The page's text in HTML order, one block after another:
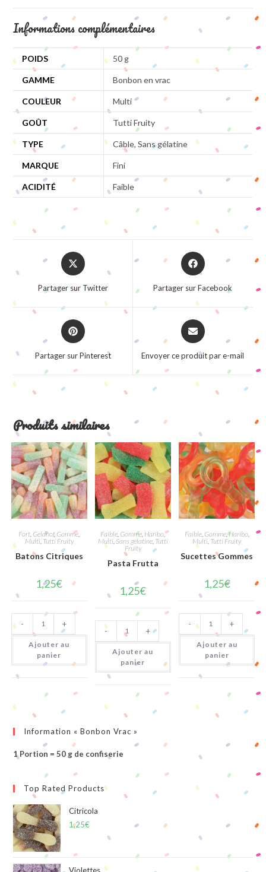
Informations complémentaires
POIDS 50 g
GAMME Bonbon en vrac
COULEUR Multi
GOÛT Tutti Fruity
TYPE Câble, Sans gélatine
MARQUE Fini
ACIDITÉ Faible
Opens
in
new
window
Partager sur Twitter
Opens
in
window
Partager sur Facebook
Opens
in
window
Partager sur Pinterest
Opens
in
new
Envoyer ce produit par e-mail
Produits similaires
Fort Geldhof, Gomme
Multi, Tutti Fruity
Batons Citriques
1,25€
quantité
de
Batons
Citriques
- +
Ajouter au
panier
Faible Gomme Haribo,
Multi, Sans gélatine, Tutti
Fruity
Pasta Frutta
1,25€
quantité
de
Pasta
Frutta
- +
Ajouter au
panier
Faible, Gomme,Haribo,
Multi Tutti Fruity
Sucettes Gommes
1,25€
quantité
de
Sucettes
Gommes
- +
Ajouter au
panier
Information « Bonbon Vrac »
1 Portion = 50 g de confiserie
Top Rated Products
Citricola
1,25€